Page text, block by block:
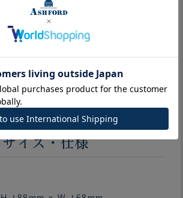
サイズ・仕様